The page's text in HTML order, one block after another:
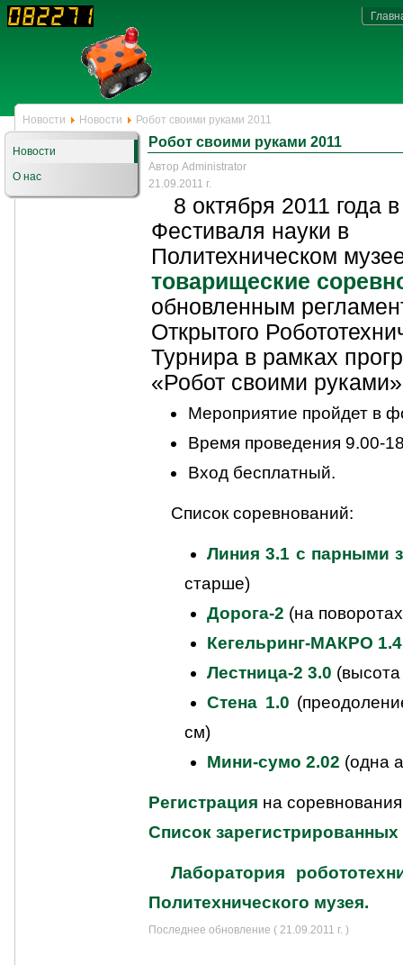
Новости Новости Робот своими руками 2011
Новости
О нас
Робот своими руками 2011
Автор Administrator
21.09.2011 г.
8 октября 2011 года
Фестиваля науки в
Политехническом
товарищеские
обновленным
Открытого
Турнира в рамках
«Робот своими
Мероприятие пройдет в
Время проведения 9.00-
Вход бесплатный.
Список соревнований:
Линия 3.1 с парными
старше)
Дорога-2 (на
Кегельринг-МАКРО 1.4
Лестница-2 3.0
Стена 1.0
см)
Мини-сумо 2.02 (одна
Регистрация на
Список зарегистрированных
Лаборатория
Политехнического музея.
Последнее обновление ( 21.09.2011 г. )